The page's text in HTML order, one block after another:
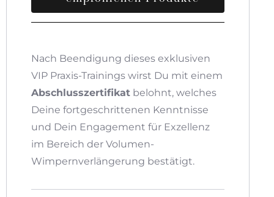
Nach Beendigung dieses exklusiven
VIP Praxis-Trainings wirst Du mit einem
Abschlusszertifikat belohnt, welches
Deine fortgeschrittenen Kenntnisse
und Dein Engagement für Exzellenz
im Bereich der Volumen-
Wimpernverlängerung bestätigt.